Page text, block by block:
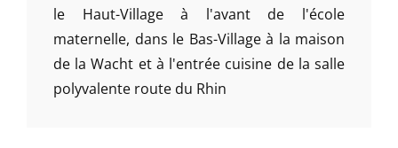
le Haut-Village à l'avant de l'école
maternelle, dans le Bas-Village à la maison
de la Wacht et à l'entrée cuisine de la salle
polyvalente route du Rhin